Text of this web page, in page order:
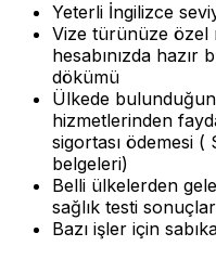
Yeterli İngilizce
Vize türünüze özel
hesabınızda
dökümü
Ülkede
hizmetlerinden
sigortası ödemesi (
belgeleri)
Belli ülkelerden
sağlık testi
Bazı işler için